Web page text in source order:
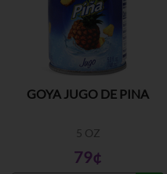
GOYA JUGO DE PINA
5 OZ
79¢